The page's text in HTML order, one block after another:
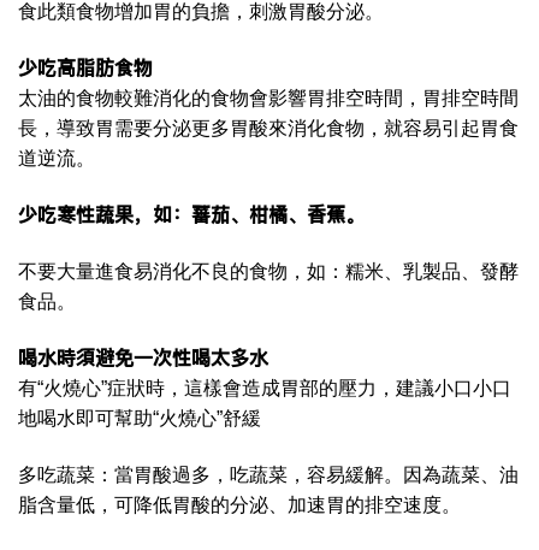
食此類食物增加胃的負擔，刺激胃酸分泌。
少吃高脂肪食物
太油的食物較難消化的食物會影響胃排空時間，胃排空時間
長，導致胃需要分泌更多胃酸來消化食物，就容易引起胃食
道逆流。
少吃寒性蔬果，如：蕃茄、柑橘、香蕉。
不要大量進食易消化不良的食物，如：糯米、乳製品、發酵
食品。
喝水時須避免一次性喝太多水
有“火燒心”症狀時，這樣會造成胃部的壓力，建議小口小口
地喝水即可幫助“火燒心”舒緩
多吃蔬菜：當胃酸過多，吃蔬菜，容易緩解。因為蔬菜、油
脂含量低，可降低胃酸的分泌、加速胃的排空速度。